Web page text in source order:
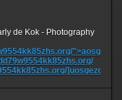
de Kok - Photography